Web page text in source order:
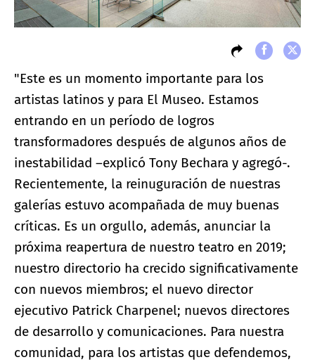
"Este es un momento importante para los
artistas latinos y para El Museo. Estamos
entrando en un período de logros
transformadores después de algunos años de
inestabilidad –explicó Tony Bechara y agregó-.
Recientemente, la reinuguración de nuestras
galerías estuvo acompañada de muy buenas
críticas. Es un orgullo, además, anunciar la
próxima reapertura de nuestro teatro en 2019;
nuestro directorio ha crecido significativamente
con nuevos miembros; el nuevo director
ejecutivo Patrick Charpenel; nuevos directores
de desarrollo y comunicaciones. Para nuestra
comunidad, para los artistas que defendemos,